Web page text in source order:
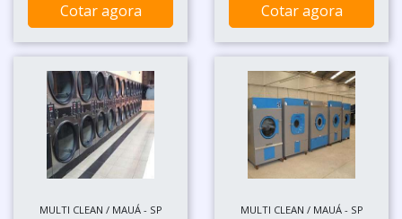
Cotar agora Cotar agora
MULTI CLEAN / MAUÁ - SP MULTI CLEAN / MAUÁ - SP